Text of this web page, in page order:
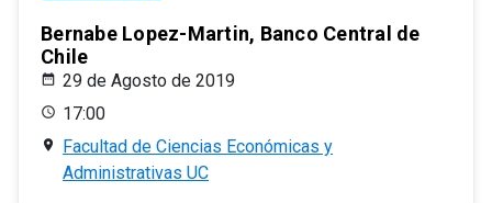
Bernabe Lopez-Martin, Banco Central de
Chile
29 de Agosto de 2019
17:00
Facultad de Ciencias Económicas y
Administrativas UC